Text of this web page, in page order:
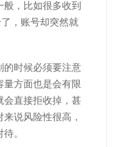
，比如很多收到
，账号却突然就
的时候必须要注意
量方面也是会有限
会直接拒收掉，甚
说风险性很高，
。